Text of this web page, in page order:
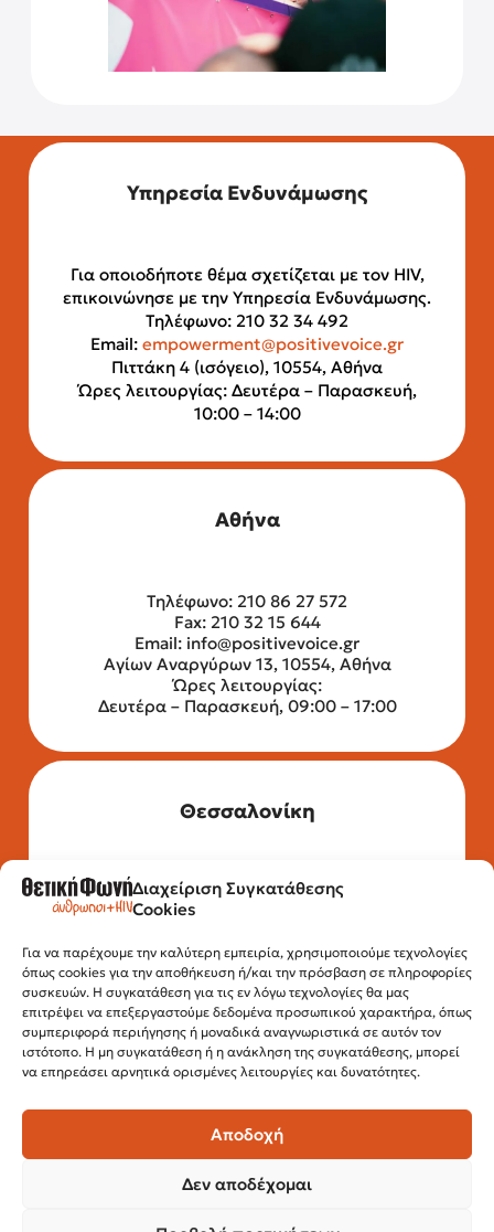
Διαχείριση Συγκατάθεσης
Cookies
Για να παρέχουμε την καλύτερη εμπειρία, χρησιμοποιούμε τεχνολογίες
όπως cookies για την αποθήκευση ή/και την πρόσβαση σε πληροφορίες
συσκευών. Η συγκατάθεση για τις εν λόγω τεχνολογίες θα μας
επιτρέψει να επεξεργαστούμε δεδομένα προσωπικού χαρακτήρα, όπως
συμπεριφορά περιήγησης ή μοναδικά αναγνωριστικά σε αυτόν τον
ιστότοπο. Η μη συγκατάθεση ή η ανάκληση της συγκατάθεσης, μπορεί
να επηρεάσει αρνητικά ορισμένες λειτουργίες και δυνατότητες.
Αποδοχή
Δεν αποδέχομαι
Υπηρεσία Ενδυνάμωσης
Για οποιοδήποτε θέμα σχετίζεται με τον HIV,
επικοινώνησε με την Υπηρεσία Ενδυνάμωσης.
Τηλέφωνο: 210 32 34 492
Email: empowerment@positivevoice.gr
Πιττάκη 4 (ισόγειο), 10554, Αθήνα
Ώρες λειτουργίας: Δευτέρα – Παρασκευή,
10:00 – 14:00
Αθήνα
Τηλέφωνο: 210 86 27 572
Fax: 210 32 15 644
Email: info@positivevoice.gr
Αγίων Αναργύρων 13, 10554, Αθήνα
Ώρες λειτουργίας:
Δευτέρα – Παρασκευή, 09:00 – 17:00
Θεσσαλονίκη
Τηλέφωνο: 2315 525 020
Fax: 210 32 15 644
Εγνατίας 112, 3ος όροφος, 54622,
Θεσσαλονίκη
Ώρες λειτουργίας:
Δευτέρα – Παρασκευή, 10:00 –14:00